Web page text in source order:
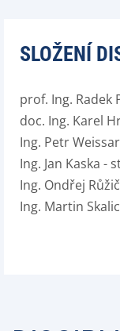
SLOŽENÍ
prof. Ing. Radek
doc. Ing. Karel
Ing. Petr
Ing. Jan Kaska -
Ing. Ondřej
Ing. Martin